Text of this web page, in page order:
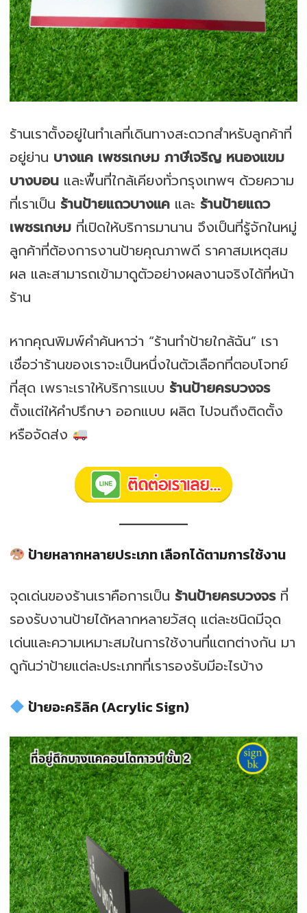
ร้านเราตั้งอยู่ในทำเลที่เดินทางสะดวกสำหรับลูกค้าที่
อยู่ย่าน บางแค เพชรเกษม ภาษีเจริญ หนองแขม
บางบอน และพื้นที่ใกล้เคียงทั่วกรุงเทพฯ ด้วยความ
ที่เราเป็น ร้านป้ายแถวบางแค และ ร้านป้ายแถว
เพชรเกษม ที่เปิดให้บริการมานาน จึงเป็นที่รู้จักในหมู่
ลูกค้าที่ต้องการงานป้ายคุณภาพดี ราคาสมเหตุสม
ผล และสามารถเข้ามาดูตัวอย่างผลงานจริงได้ที่หน้า
ร้าน
หากคุณพิมพ์คำค้นหาว่า “ร้านทำป้ายใกล้ฉัน” เรา
เชื่อว่าร้านของเราจะเป็นหนึ่งในตัวเลือกที่ตอบโจทย์
ที่สุด เพราะเราให้บริการแบบ ร้านป้ายครบวงจร
ตั้งแต่ให้คำปรึกษา ออกแบบ ผลิต ไปจนถึงติดตั้ง
หรือจัดส่ง
ป้ายหลากหลายประเภท เลือกได้ตามการใช้งาน
จุดเด่นของร้านเราคือการเป็น ร้านป้ายครบวงจรที่
รองรับงานป้ายได้หลากหลายวัสดุ แต่ละชนิดมีจุด
เด่นและความเหมาะสมในการใช้งานที่แตกต่างกัน มา
ดูกันว่าป้ายแต่ละประเภทที่เรารองรับมีอะไรบ้าง
ป้ายอะคริลิค (Acrylic Sign)